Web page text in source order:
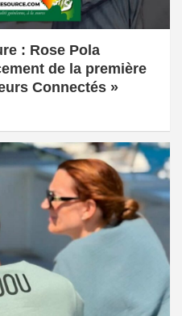
: Rose Pola
de la première
Connectés »